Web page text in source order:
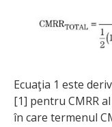
Ecuaţia 1 este
[1] pentru CMRR
în care termenul